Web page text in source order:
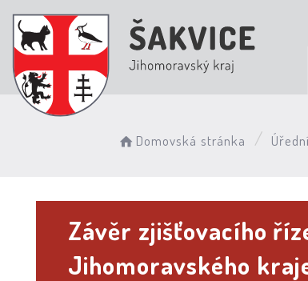
Domovská stránka
Závěr zjišťovacího
Jihomoravského